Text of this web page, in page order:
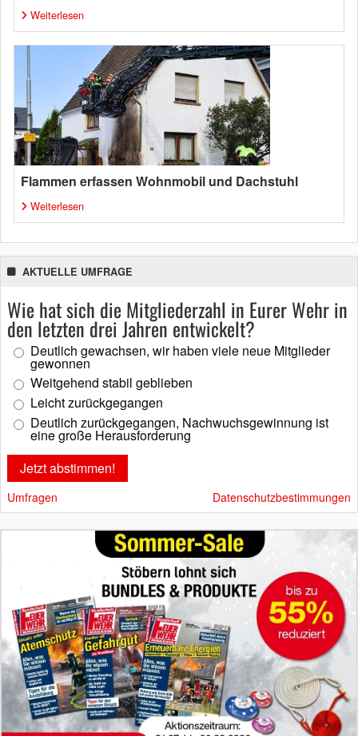
Weiterlesen
Flammen erfassen Wohnmobil und Dachstuhl
Weiterlesen
AKTUELLE UMFRAGE
Wie hat sich die Mitgliederzahl in Eurer Wehr in
den letzten drei Jahren entwickelt?
Deutlich gewachsen, wir haben viele neue Mitglieder
gewonnen
Weitgehend stabil geblieben
Leicht zurückgegangen
Deutlich zurückgegangen, Nachwuchsgewinnung ist
eine große Herausforderung
Umfragen Datenschutzbestimmungen